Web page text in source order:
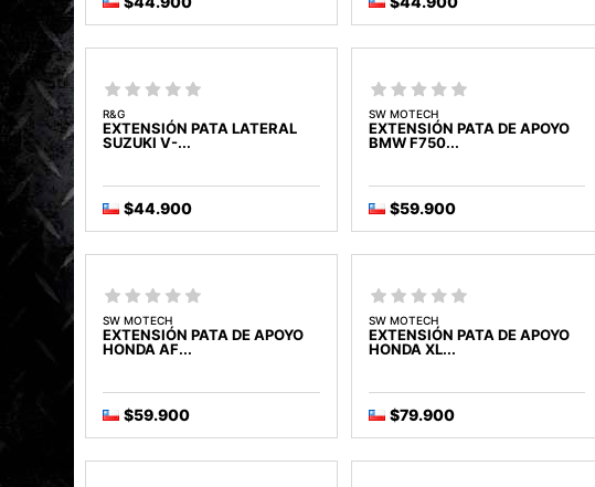
R&G
EXTENSIÓN PATA LATERAL
SUZUKI V-...
$44.900
SW MOTECH
EXTENSIÓN PATA DE APOYO
BMW F750...
$59.900
SW MOTECH
EXTENSIÓN PATA DE APOYO
HONDA AF...
$59.900
SW MOTECH
EXTENSIÓN PATA DE APOYO
HONDA XL...
$79.900